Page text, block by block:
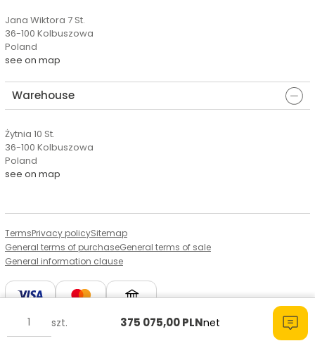
szt. 375 075,00 PLNnet
Jana Wiktora 7 St.
36-100 Kolbuszowa
Poland
see on map
Warehouse
Żytnia 10 St.
36-100 Kolbuszowa
Poland
see on map
TermsPrivacy policySitemap
General terms of purchaseGeneral terms of sale
General information clause
© Copyright by Aserto, 2026